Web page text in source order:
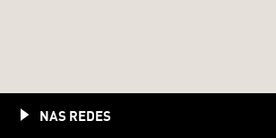
NAS REDES